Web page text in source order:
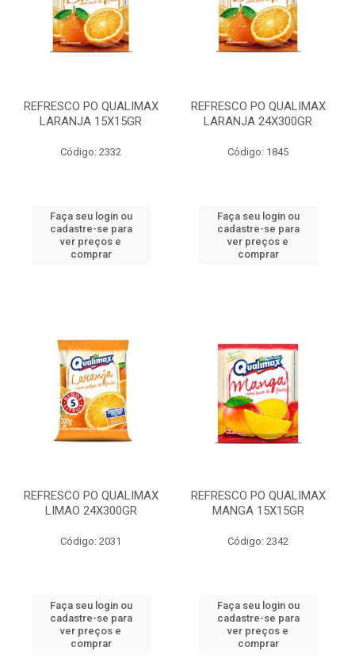
REFRESCO PO QUALIMAX
LARANJA 15X15GR
Código: 2332
Faça seu login ou
cadastre-se para
ver preços e
comprar
REFRESCO PO QUALIMAX
LARANJA 24X300GR
Código: 1845
Faça seu login ou
cadastre-se para
ver preços e
comprar
REFRESCO PO QUALIMAX
LIMAO 24X300GR
Código: 2031
Faça seu login ou
cadastre-se para
ver preços e
comprar
REFRESCO PO QUALIMAX
MANGA 15X15GR
Código: 2342
Faça seu login ou
cadastre-se para
ver preços e
comprar